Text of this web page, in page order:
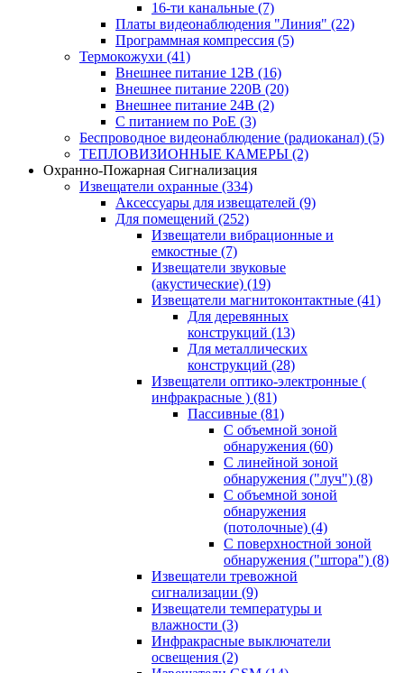
16-ти канальные (7)
Платы видеонаблюдения "Линия" (22)
Программная компрессия (5)
Термокожухи (41)
Внешнее питание 12В (16)
Внешнее питание 220В (20)
Внешнее питание 24В (2)
С питанием по PoE (3)
Беспроводное видеонаблюдение (радиоканал) (5)
ТЕПЛОВИЗИОННЫЕ КАМЕРЫ (2)
Охранно-Пожарная Сигнализация
Извещатели охранные (334)
Аксессуары для извещателей (9)
Для помещений (252)
Извещатели вибрационные и
емкостные (7)
Извещатели звуковые
(акустические) (19)
Извещатели магнитоконтактные (41)
Для деревянных
конструкций (13)
Для металлических
конструкций (28)
Извещатели оптико-электронные (
инфракрасные ) (81)
Пассивные (81)
С объемной зоной
обнаружения (60)
С линейной зоной
обнаружения ("луч") (8)
С объемной зоной
обнаружения
(потолочные) (4)
С поверхностной зоной
обнаружения ("штора") (8)
Извещатели тревожной
сигнализации (9)
Извещатели температуры и
влажности (3)
Инфракрасные выключатели
освещения (2)